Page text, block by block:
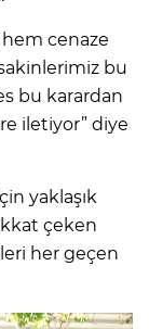
cenaze
bu
bu karardan
iletiyor” diye
yaklaşık
çeken
her geçen